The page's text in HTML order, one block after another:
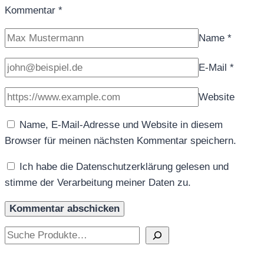
Kommentar *
Name *
E-Mail *
Website
Name, E-Mail-Adresse und Website in diesem
Browser für meinen nächsten Kommentar speichern.
Ich habe die Datenschutzerklärung gelesen und
stimme der Verarbeitung meiner Daten zu.
Suchen